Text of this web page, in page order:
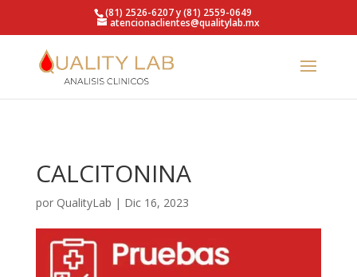
https://qualitylab.mx/(81) 2526-6207 y (81) 2559-0649
atencionaclientes@qualitylab.mx
CALCITONINA
por QualityLab | Dic 16, 2023